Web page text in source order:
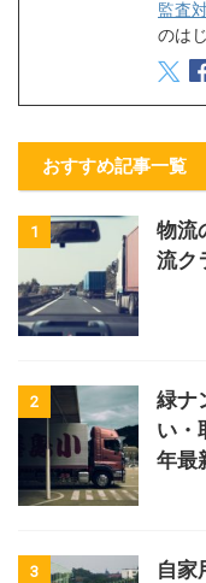
監査
のは
おすすめ記事一覧
1
物流
流ク
2
緑ナ
い・
年最
3
自家